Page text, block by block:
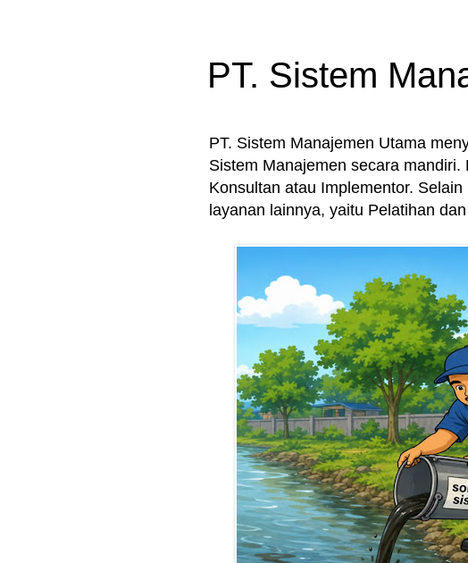
PT. Sistem
PT. Sistem Manajemen Utama
Sistem Manajemen secara
Konsultan atau Implementor.
layanan lainnya, yaitu Pelatihan